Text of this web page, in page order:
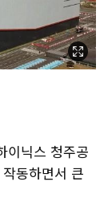
이닉스 청주공
동하면서 큰